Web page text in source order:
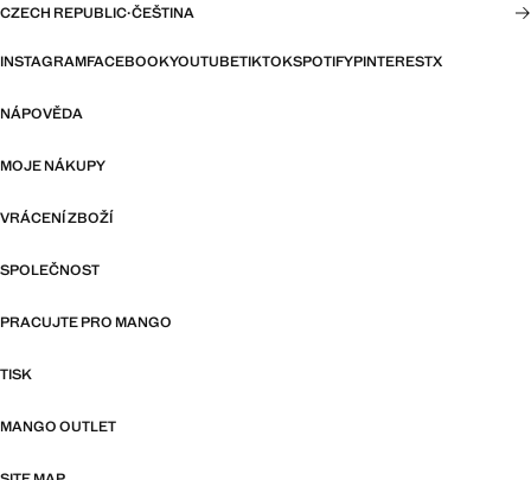
CZECH REPUBLIC·ČEŠTINA
INSTAGRAMFACEBOOKYOUTUBETIKTOKSPOTIFYPINTERESTX
NÁPOVĚDA
MOJE NÁKUPY
VRÁCENÍ ZBOŽÍ
SPOLEČNOST
PRACUJTE PRO MANGO
TISK
MANGO OUTLET